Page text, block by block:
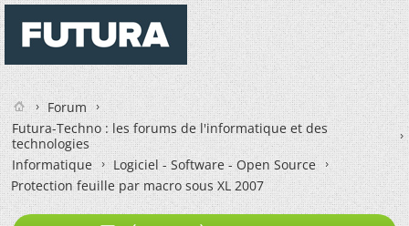
Forum
Futura-Techno : les forums de l'informatique et des
technologies
Informatique
Logiciel - Software - Open Source
Protection feuille par macro sous XL 2007